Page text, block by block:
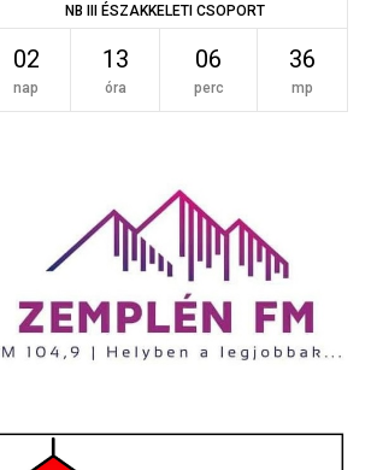
NB III ÉSZAKKELETI CSOPORT
02
nap
13
óra
06
perc
35
mp